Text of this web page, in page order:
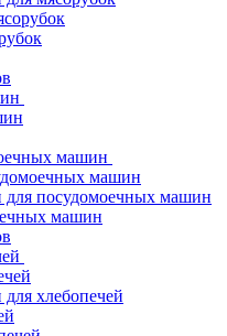
машин
машин
для посудомоечных машин
машин
хлебопечей